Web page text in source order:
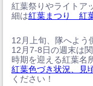
紅葉祭りやライトア
細は紅葉まつり 紅
12月上旬、隊へよう
12月7-8日の週末は
時期を迎える紅葉名
紅葉色づき状況、見
ください！